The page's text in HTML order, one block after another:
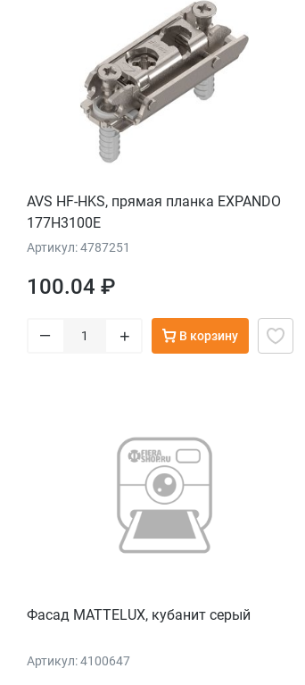
AVS HF-HKS, прямая планка EXPANDO
177H3100E
Артикул: 4787251
100.04 ₽
– + В корзину
Фасад MATTELUX, кубанит серый
Артикул: 4100647